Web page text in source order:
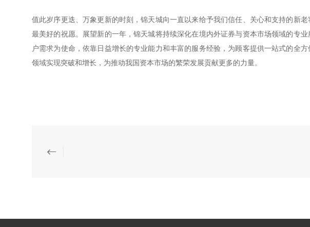
值此岁序更迭、万象更新的时刻，锦天城向一直以来给予我们信任、关心和支持的新
最美好的祝愿。展望新的一年，锦天城将持续深化在境内外证券与资本市场领域的专
户需求为使命，依靠日益增长的专业能力和丰富的服务经验，为顾客提供一站式的全
领域实现突破和增长，为推动我国资本市场的繁荣发展贡献更多的力量。